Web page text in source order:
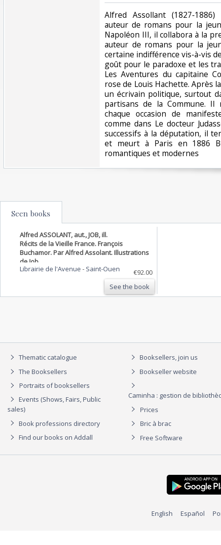
‎Alfred Assollant (1827-
auteur de romans pour la
Napoléon III, il collabora à la
auteur de romans pour la
certaine indifférence vis-à-vis
goût pour le paradoxe et les
Les Aventures du capitaine
rose de Louis Hachette. Après
un écrivain politique, surtout
partisans de la Commune.
chaque occasion de
comme dans Le docteur
successifs à la députation, il
et meurt à Paris en 1886
romantiques et modernes‎
Seen books
Alfred ASSOLANT, aut., JOB, ill.
Récits de la Vieille France. François
Buchamor. Par Alfred Assolant. Illustrations
de Job.
Librairie de l'Avenue - Saint-Ouen
€92.00
See the book
Thematic catalogue
The Booksellers
Portraits of booksellers
Events (Shows, Fairs, Public
sales)
Book professions directory
Find our books on Addall
Booksellers, join us
Bookseller website
Caminha : gestion de
Prices
Bric à brac
Free Software
English Español